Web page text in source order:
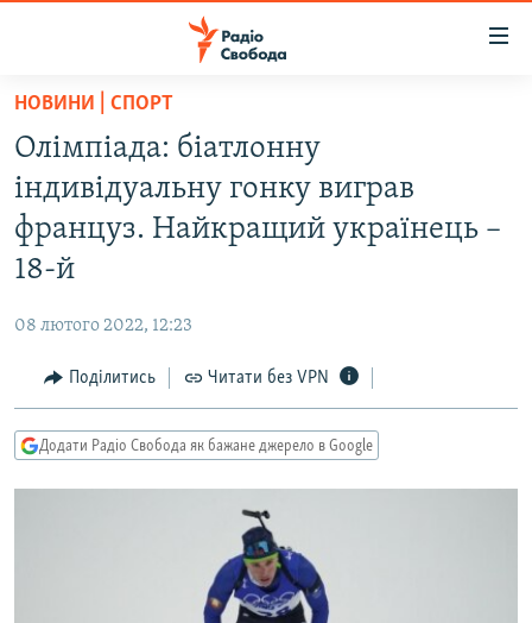
Перейти
основного
матеріалу
Перейти
до
основної
Перейти
пошуку
РАДІО СВОБОДА – 70 РОКІВ
ВСЕ ЗА ДОБУ
СТАТТІ
ПОЛІТИКА
КУЛЬТУРА
СПОРТ
ВІЙНА
ДОНБАС.РЕАЛІЇ
КРИМ.РЕАЛІЇ
ТИ ЯК?
НОВИНИ | СПОРТ
Олімпіада: біатлонну
індивідуальну гонку виграв
француз. Найкращий українець –
18-й
08 лютого 2022, 12:23
Поділитись Читати без VPN
Додати Радіо Свобода як бажане джерело в Google